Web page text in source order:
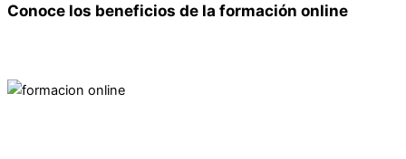
Conoce los beneficios de la formación online